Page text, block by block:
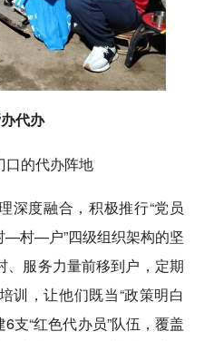
办代办
口的代办阵地
深度融合，积极推行“党员
—村—户”四级组织架构的坚
、服务力量前移到户，定期
训，让他们既当“政策明白
6支“红色代办员”队伍，覆盖